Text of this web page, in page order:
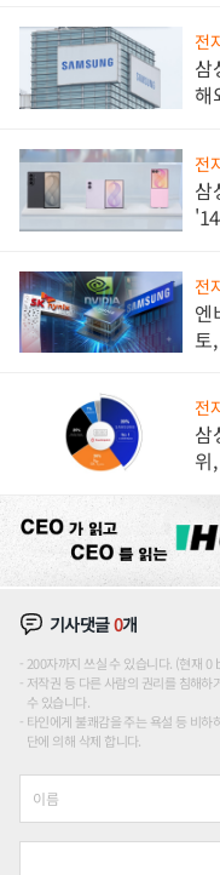
전
삼
해
전
삼
전
엔
토
전
삼
위
기사댓글0개
200자까지 쓰실 수 있습니다. (현재
저작권 등 다른 사람의 권리를 침해
수 있습니다.
타인에게 불쾌감을 주는 욕설 등 비
단에 의해 삭제 합니다.